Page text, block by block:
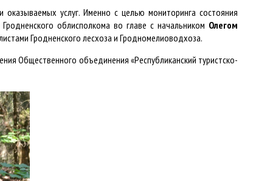
услуг. Именно с целью мониторинга состояния
облисполкома во главе с начальником Олегом
Гродненского лесхоза и Гродномелиоводхоза.
Общественного объединения «Республиканский туристско-